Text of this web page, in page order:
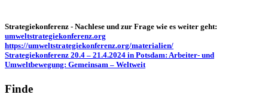
Strategiekonferenz - Nachlese und zur Frage wie es weiter geht:
umweltstrategiekonferenz.org
https://umweltstrategiekonferenz.org/materialien/
Strategiekonferenz 20.4 – 21.4.2024 in Potsdam: Arbeiter- und
Umweltbewegung: Gemeinsam – Weltweit
Finde